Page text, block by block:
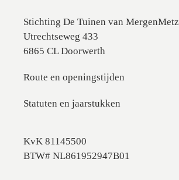
Stichting De Tuinen van MergenMetz
Utrechtseweg 433
6865 CL Doorwerth
Route en openingstijden
Statuten en jaarstukken
KvK 81145500
BTW# NL861952947B01